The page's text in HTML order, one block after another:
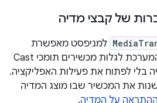
של קבצי מדיה
למניפסט מאפשרת
לממשק המשתמש של המערכת לגלות מכשירים תומכי Cast
לפתוח את פעילות האפליקציה.
את המכשיר שבו מוצג המדיה
ההתראה על המדיה.